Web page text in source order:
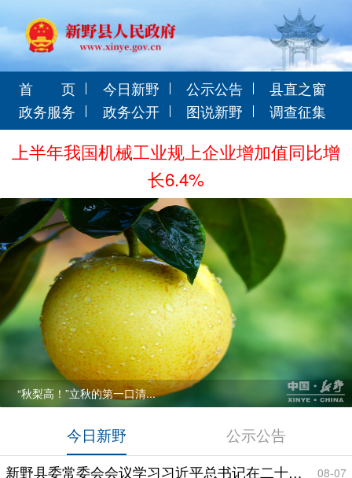
首 页 今日新野 公示公告
县直之窗
政务服务
政务公开 图说新野 调查征集
上半年我国机械工业规上企业增加值同比增
长6.4%
“秋梨高！”立秋的第一口清...
今日新野 公示公告
新野县委常委会会议学习习近平总书记在二十届中共中央政治局第二十七次集体学习时的重要讲话精神 08-07